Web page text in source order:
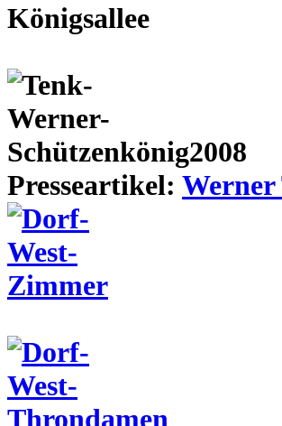
Presseartikel: Werner